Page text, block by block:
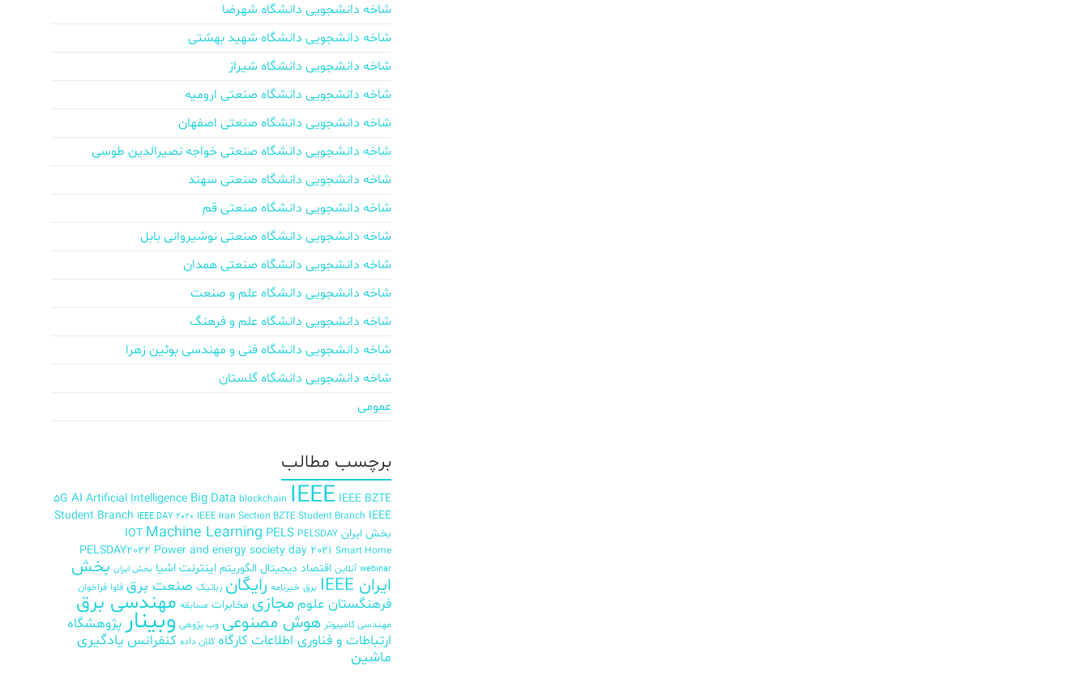
شاخه دانشجویی دانشگاه شهرضا
شاخه دانشجویی دانشگاه شهید بهشتی
شاخه دانشجویی دانشگاه شیراز
شاخه دانشجویی دانشگاه صنعتی ارومیه
شاخه دانشجویی دانشگاه صنعتی اصفهان
شاخه دانشجویی دانشگاه صنعتی خواجه نصیرالدین طوسی
شاخه دانشجویی دانشگاه صنعتی سهند
شاخه دانشجویی دانشگاه صنعتی قم
شاخه دانشجویی دانشگاه صنعتی نوشیروانی بابل
شاخه دانشجویی دانشگاه صنعتی همدان
شاخه دانشجویی دانشگاه علم و صنعت
شاخه دانشجویی دانشگاه علم و فرهنگ
شاخه دانشجویی دانشگاه فنی و مهندسی بوئین زهرا
شاخه دانشجویی دانشگاه گلستان
عمومی
برچسب‌ مطالب
5G AI Artificial Intelligence Big Data blockchain IEEE IEEE BZTE
Student Branch IEEE DAY 2020 IEEE Iran Section BZTE Student Branch IEEE
بخش ایران
IOT Machine Learning PELS PELSDAY
PELSDAY2022 Power and energy society day 2021 Smart Home
webinar آنلاین اقتصاد دیجیتال الگوریتم اینترنت اشیا بخش ایران بخش
ایران IEEE
برق خبرنامه رایگان رباتیک صنعت برق فاوا فراخوان
فرهنگستان علوم مجازی مخابرات مسابقه مهندسی برق
مهندسی کامپیوتر هوش مصنوعی وب پژوهی وبینارپژوهشگاه
ارتباطات و فناوری اطلاعات کارگاه کلان داده کنفرانس یادگیری
ماشین